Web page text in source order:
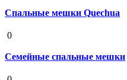
Спальные мешки Quechua
0
Семейные спальные мешки